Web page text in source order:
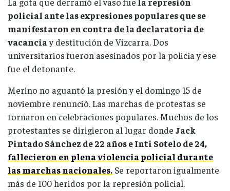
policial ante las expresiones populares que se
manifestaron en contra de la declaratoria de
vacanciay destitución de Vizcarra. Dos
universitarios fueron asesinados por la policía y ese
fue el detonante.
Merino no aguantó la presión y el domingo 15 de
noviembre renunció. Las marchas de protestas se
tornaron en celebraciones populares. Muchos de los
protestantes se dirigieron al lugar donde Jack
Pintado Sánchez de 22 años e Inti Sotelo de 24,
fallecieron en plena violencia policial durante
las marchas nacionales. Se reportaron igualmente
más de 100 heridos por la represión policial.